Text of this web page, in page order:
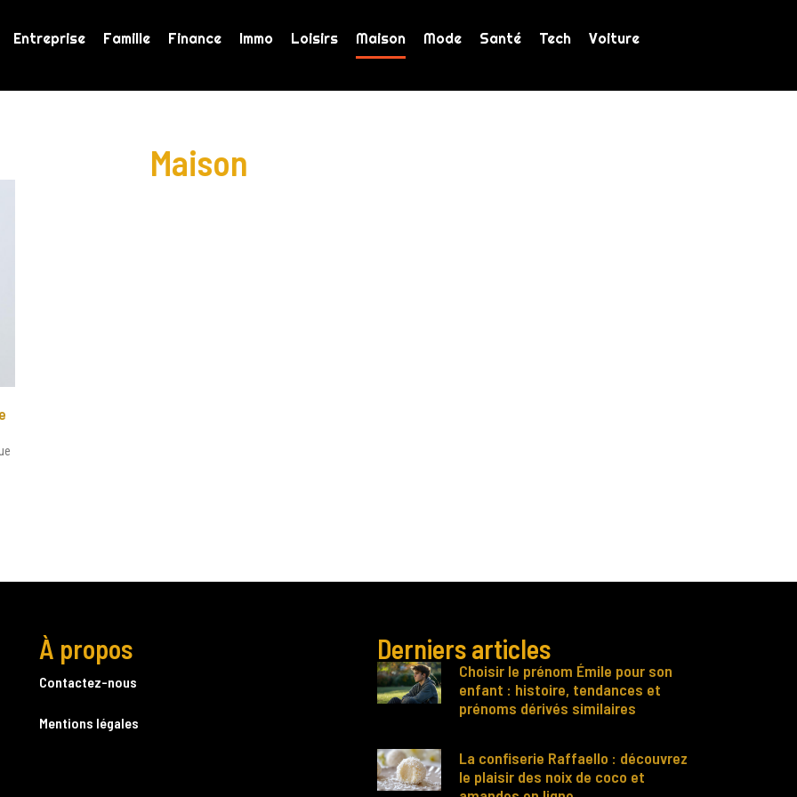
Entreprise Famille Finance Immo Loisirs Maison Mode Santé Tech Voiture
Maison
À propos
Contactez-nous
Mentions légales
Derniers articles
Choisir le prénom Émile pour son
enfant : histoire, tendances et
prénoms dérivés similaires
La confiserie Raffaello : découvrez
le plaisir des noix de coco et